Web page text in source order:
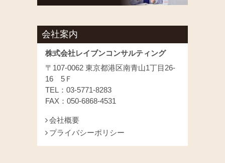
会社案内
株式会社レイブンコンサルティング
〒107-0062 東京都港区南青山1丁目26-
16 5Ｆ
TEL：03-5771-8283
FAX：050-6868-4531
会社概要
プライバシーポリシー